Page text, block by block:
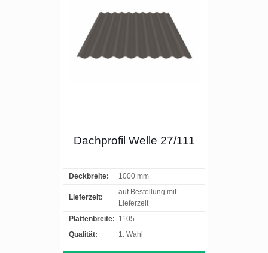
Dachprofil Welle 27/111
Deckbreite: 1000 mm
Lieferzeit:
auf Bestellung mit
Lieferzeit
Plattenbreite: 1105
Qualität:
1. Wahl